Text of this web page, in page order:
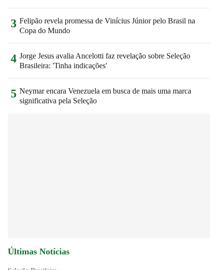
3 Felipão revela promessa de Vinícius Júnior pelo Brasil na
Copa do Mundo
4 Jorge Jesus avalia Ancelotti faz revelação sobre Seleção
Brasileira: 'Tinha indicações'
5 Neymar encara Venezuela em busca de mais uma marca
significativa pela Seleção
Últimas Notícias